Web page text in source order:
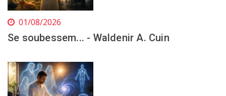
01/08/2026
Se soubessem... - Waldenir A. Cuin